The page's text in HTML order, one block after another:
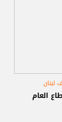
لبنان
العام